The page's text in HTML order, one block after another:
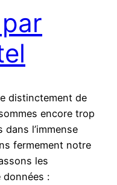
distinctement de
encore trop
l’immense
fermement notre
les
: